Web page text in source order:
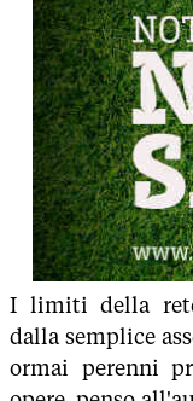
I limiti della
dalla semplice
ormai perenni